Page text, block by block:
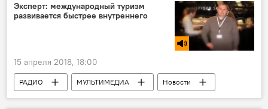
Эксперт: международный туризм
развивается быстрее внутреннего
15 апреля 2018, 18:00
РАДИО МУЛЬТИМЕДИА
Новости
ЖИЗНЬ
Новости мира